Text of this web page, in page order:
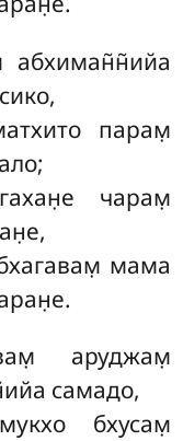
абхиман̃н̃ийа
парам̣
чарам̣
мама
аруджам̣
самадо,
бхусам̣